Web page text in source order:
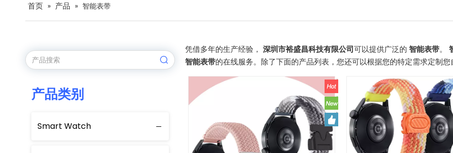
首页 » 产品 » 智能表带
产品类别
Smart Watch
凭借多年的生产经验， 深圳市裕盛昌科技有限公司可以提供广泛的 智能表带。
智能表带的在线服务。除了下面的产品列表，您还可以根据您的特定需求定制您